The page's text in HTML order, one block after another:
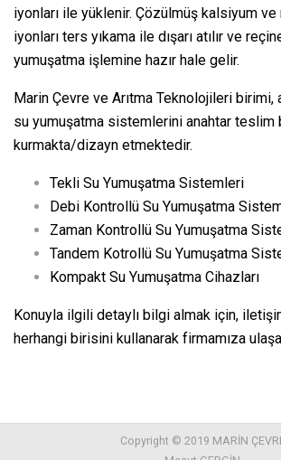
iyonları ile yüklenir. Çözülmüş kalsiyum
iyonları ters yıkama ile dışarı atılır ve
yumuşatma işlemine hazır hale gelir.
Marin Çevre ve Arıtma Teknolojileri birimi,
su yumuşatma sistemlerini anahtar teslim
kurmakta/dizayn etmektedir.
Tekli Su Yumuşatma Sistemleri
Debi Kontrollü Su Yumuşatma
Zaman Kontrollü Su Yumuşatma
Tandem Kotrollü Su Yumuşatma
Kompakt Su Yumuşatma Cihazları
Konuyla ilgili detaylı bilgi almak için,
herhangi birisini kullanarak firmamıza
Copyright © 2019 MARİN